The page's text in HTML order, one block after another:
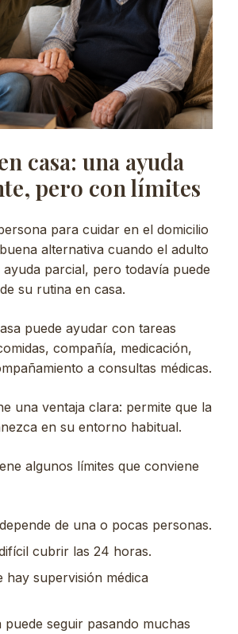
casa: una ayuda
pero con límites
para cuidar en el domicilio
alternativa cuando el adulto
parcial, pero todavía puede
su rutina en casa.
puede ayudar con tareas
compañía, medicación,
a consultas médicas.
una ventaja clara: permite que la
en su entorno habitual.
algunos límites que conviene
de una o pocas personas.
cubrir las 24 horas.
hay supervisión médica
puede seguir pasando muchas